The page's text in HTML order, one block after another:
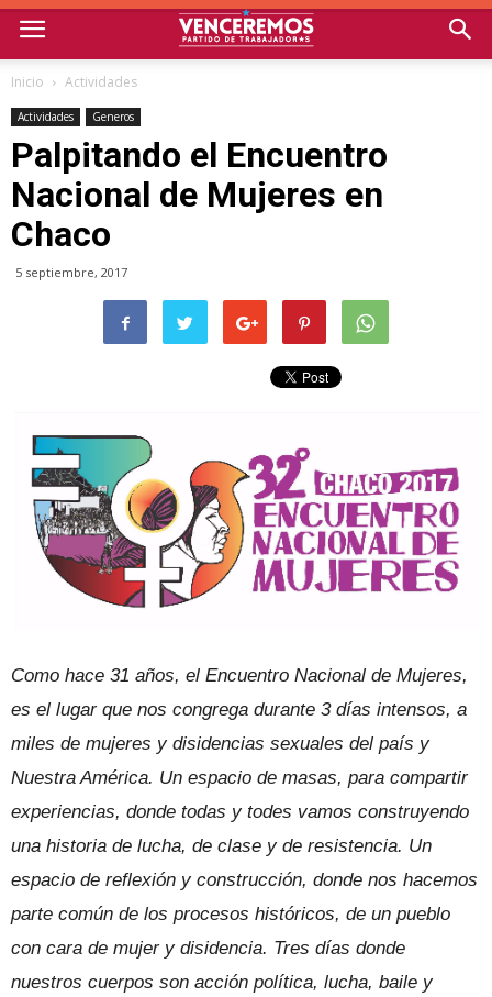
Inicio Actividades
Actividades Generos
Palpitando el Encuentro
Nacional de Mujeres en
Chaco
5 septiembre, 2017
Como hace 31 años, el Encuentro Nacional de Mujeres,
es el lugar que nos congrega durante 3 días intensos, a
miles de mujeres y disidencias sexuales del país y
Nuestra América. Un espacio de masas, para compartir
experiencias, donde todas y todes vamos construyendo
una historia de lucha, de clase y de resistencia. Un
espacio de reflexión y construcción, donde nos hacemos
parte común de los procesos históricos, de un pueblo
con cara de mujer y disidencia. Tres días donde
nuestros cuerpos son acción política, lucha, baile y